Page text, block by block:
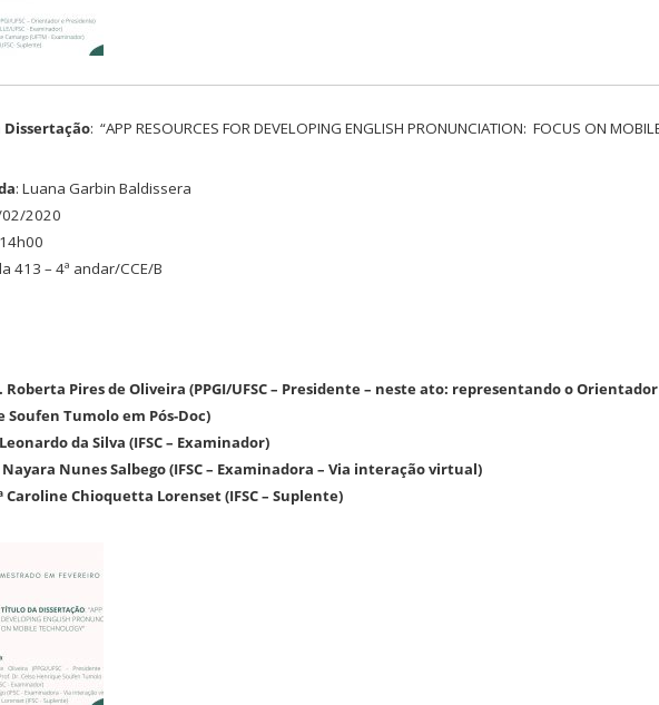
: “APP RESOURCES FOR DEVELOPING ENGLISH PRONUNCIATION: FOCUS ON
: Luana Garbin Baldissera
02/2020
413 – 4ª andar/CCE/B
Roberta Pires de Oliveira (PPGI/UFSC – Presidente – neste ato: representando o
Soufen Tumolo em Pós-Doc)
da Silva (IFSC – Examinador)
Nayara Nunes Salbego (IFSC – Examinadora – Via interação virtual)
Caroline Chioquetta Lorenset (IFSC – Suplente)